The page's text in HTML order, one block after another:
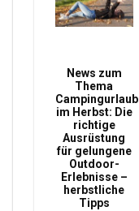
News zum
Thema
Campingurlaub
im Herbst: Die
richtige
Ausrüstung
für gelungene
Outdoor-
Erlebnisse –
herbstliche
Tipps